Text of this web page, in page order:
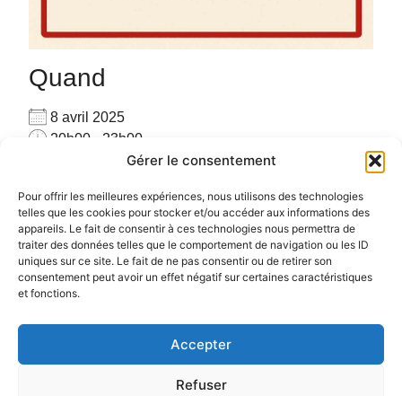
Gérer le consentement
Pour offrir les meilleures expériences, nous utilisons des technologies
telles que les cookies pour stocker et/ou accéder aux informations des
appareils. Le fait de consentir à ces technologies nous permettra de
traiter des données telles que le comportement de navigation ou les ID
uniques sur ce site. Le fait de ne pas consentir ou de retirer son
consentement peut avoir un effet négatif sur certaines caractéristiques
et fonctions.
Accepter
Refuser
Quand
8 avril 2025
20h00 - 23h00
Ajouter au Calendrier
Télécharger ICS
Calendrier Google
06.72.78.97.17
Pour plus d’informations :cliquez ici